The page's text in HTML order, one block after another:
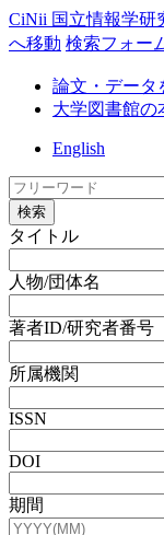
CiNii 国立情報学研
へ移動 検索フォー
論文・データ
大学図書館の
English
検索
タイトル
人物/団体名
著者ID/研究者番号
所属機関
ISSN
DOI
期間